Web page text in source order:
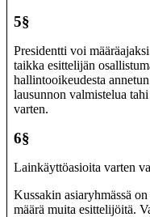
5§
Presidentti voi
taikka esittelijän
hallintooikeudesta
lausunnon valmistelua
varten.
6§
Lainkäyttöasioita varten
Kussakin asiaryhmässä
määrä muita esittelijöitä.